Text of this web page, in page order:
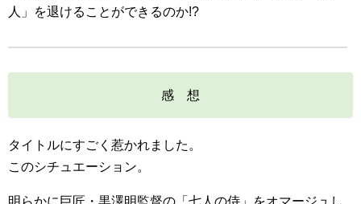
人」を退けることができるのか!?
感 想
タイトルにすごく惹かれました。
このシチュエーション。
明らかに巨匠・黒澤明監督の「七人の侍」をオマージュし